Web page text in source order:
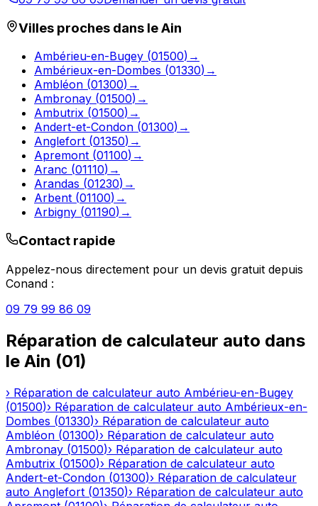
Villes proches dans leAin
Ambérieu-en-Bugey (01500) →
Ambérieux-en-Dombes (01330) →
Ambléon (01300) →
Ambronay (01500) →
Ambutrix (01500) →
Andert-et-Condon (01300) →
Anglefort (01350) →
Apremont (01100) →
Aranc (01110) →
Arandas (01230) →
Arbent (01100) →
Arbigny (01190) →
Contact rapide
Appelez-nous directement pour un devis gratuit depuis
Conand :
09 79 99 86 09
Réparation de calculateur auto dans
le Ain (01)
› Réparation de calculateur auto Ambérieu-en-Bugey
(01500)› Réparation de calculateur auto Ambérieux-en-
Dombes (01330)› Réparation de calculateur auto
Ambléon (01300)› Réparation de calculateur auto
Ambronay (01500)› Réparation de calculateur auto
Ambutrix (01500)› Réparation de calculateur auto
Andert-et-Condon (01300)› Réparation de calculateur
auto Anglefort (01350)› Réparation de calculateur auto